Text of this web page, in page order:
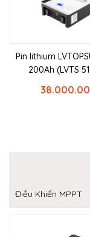
Pin lithium
200Ah (LVTS
Điều Khiển MPPT